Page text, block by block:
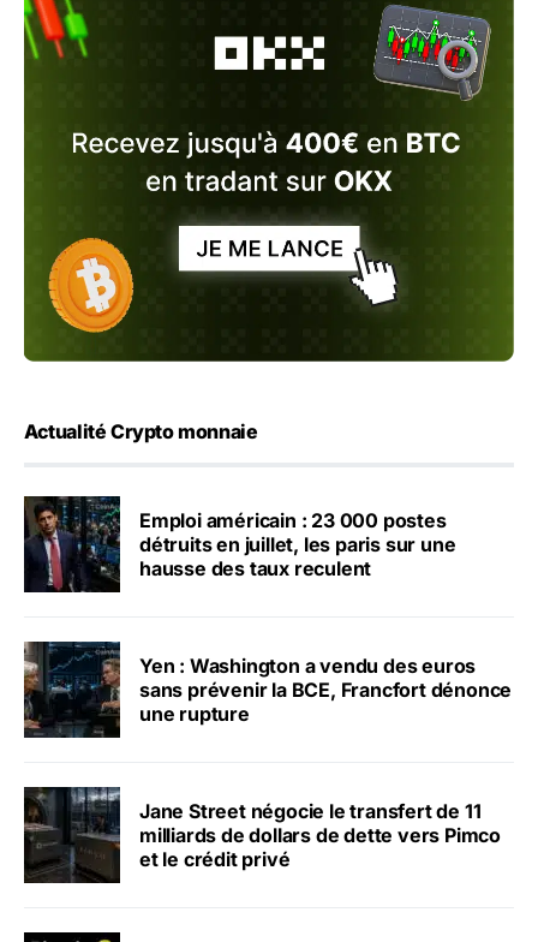
Actualité Crypto monnaie
Emploi américain : 23 000 postes
détruits en juillet, les paris sur une
hausse des taux reculent
Yen : Washington a vendu des euros
sans prévenir la BCE, Francfort dénonce
une rupture
Jane Street négocie le transfert de 11
milliards de dollars de dette vers Pimco
et le crédit privé